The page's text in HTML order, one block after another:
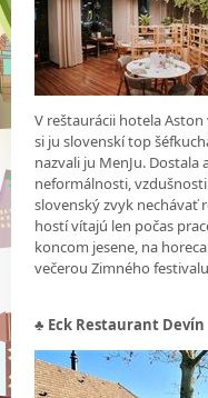
V reštaurácii hotela
si ju slovenskí top
nazvali ju MenJu.
neformálnosti,
slovenský zvyk nechávať
hostí vítajú len počas
koncom jesene, na
večerou Zimného
♣ Eck Restaurant Devín